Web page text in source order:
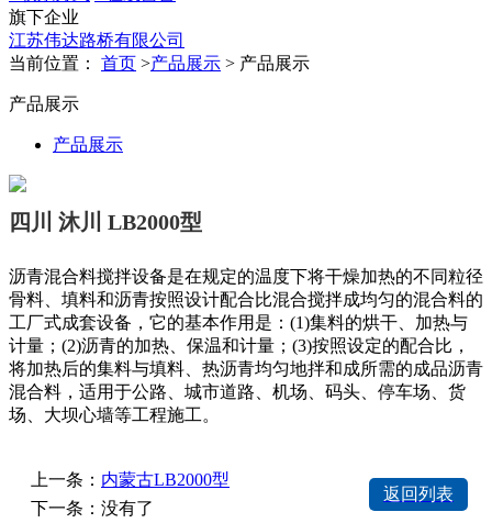
旗下企业
江苏伟达路桥有限公司
当前位置： 首页 >产品展示 > 产品展示
产品展示
产品展示
四川 沐川 LB2000型
沥青混合料搅拌设备是在规定的温度下将干燥加热的不同粒径
骨料、填料和沥青按照设计配合比混合搅拌成均匀的混合料的
工厂式成套设备，它的基本作用是：(1)集料的烘干、加热与
计量；(2)沥青的加热、保温和计量；(3)按照设定的配合比，
将加热后的集料与填料、热沥青均匀地拌和成所需的成品沥青
混合料，适用于公路、城市道路、机场、码头、停车场、货
场、大坝心墙等工程施工。
上一条： 内蒙古LB2000型
下一条：没有了
返回列表